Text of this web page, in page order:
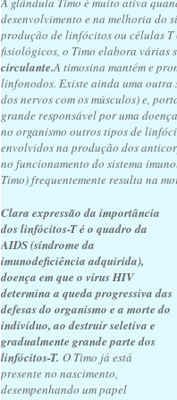
desenvolvimento e na melhoria do
produção de linfócitos ou células T
fisiológicos, o Timo elabora várias
circulante.A timosina mantém e
linfonodos. Existe ainda uma
dos nervos com os músculos) e,
grande responsável por uma
no organismo outros tipos de
envolvidos na produção dos
no funcionamento do sistema
Timo) frequentemente resulta na
Clara expressão da importância
dos linfócitos-T é o quadro da
AIDS (síndrome da
imunodeficiência adquirida),
doença em que o vírus HIV
determina a queda progressiva das
defesas do organismo e a morte do
indivíduo, ao destruir seletiva e
gradualmente grande parte dos
linfócitos-T. O Timo já está
presente no nascimento,
desempenhando um papel